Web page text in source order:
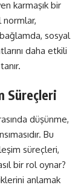
karmaşık bir
sosyal
daha etkili
Süreçleri
düşünme,
Bu
süreçleri,
bir rol oynar?
anlamak